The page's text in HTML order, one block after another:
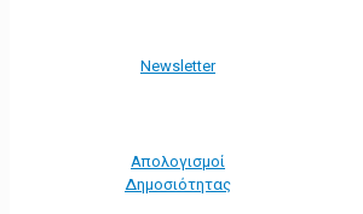
Νewsletter
Απολογισμοί
Δημοσιότητας